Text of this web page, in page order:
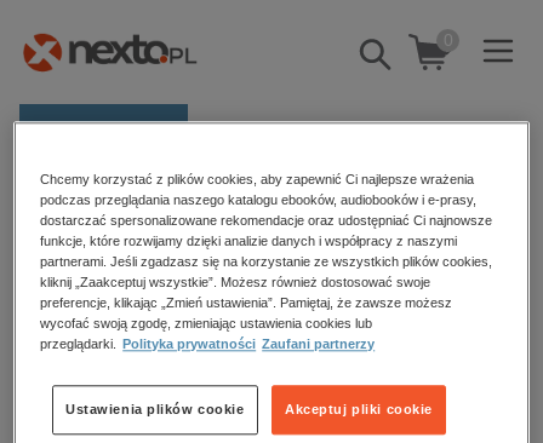
Pokaż/schowaj
wyszukiwarkę
0
E-prasa
Kategorie
Zobacz wszystkie E-prasa
budownictwo, aranżacja wnętrz
biznesowe, branżowe, gospodarka
edukacja
Strona główna Jan Ząbczyk
Jan Ząbczyk
Sortowanie Filtrowanie
Chcemy korzystać z plików cookies, aby zapewnić Ci najlepsze wrażenia
podczas przeglądania naszego katalogu ebooków, audiobooków i e-prasy,
dostarczać spersonalizowane rekomendacje oraz udostępniać Ci najnowsze
funkcje, które rozwijamy dzięki analizie danych i współpracy z naszymi
partnerami. Jeśli zgadzasz się na korzystanie ze wszystkich plików cookies,
kliknij „Zaakceptuj wszystkie”. Możesz również dostosować swoje
preferencje, klikając „Zmień ustawienia”. Pamiętaj, że zawsze możesz
wycofać swoją zgodę, zmieniając ustawienia cookies lub
przeglądarki.
Polityka prywatności Zaufani partnerzy
Akceptuj pliki cookie
Ustawienia plików cookie